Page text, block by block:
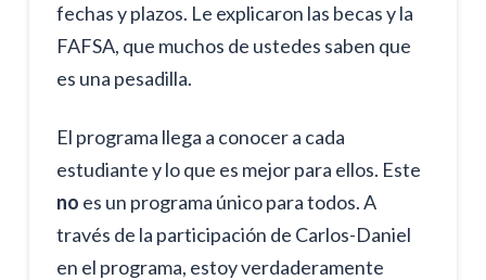
fechas y plazos. Le explicaron las becas y la
FAFSA, que muchos de ustedes saben que
es una pesadilla.
El programa llega a conocer a cada
estudiante y lo que es mejor para ellos. Este
no es un programa único para todos. A
través de la participación de Carlos-Daniel
en el programa, estoy verdaderamente